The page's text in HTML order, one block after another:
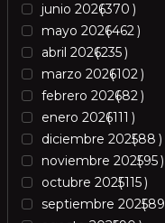
junio 2026370
mayo 2026462
abril 2026235
marzo 2026102
febrero 202682
enero 2026111
diciembre 202588
noviembre 202595
octubre 2025115
septiembre 202589